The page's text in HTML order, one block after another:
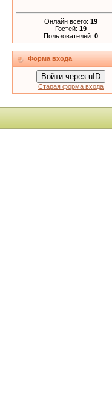
Онлайн всего: 19
Гостей: 19
Пользователей: 0
Форма входа
Войти через uID
Старая форма входа